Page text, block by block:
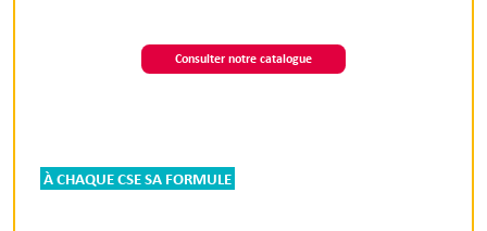
Consulter notre catalogue
À CHAQUE CSE SA FORMULE